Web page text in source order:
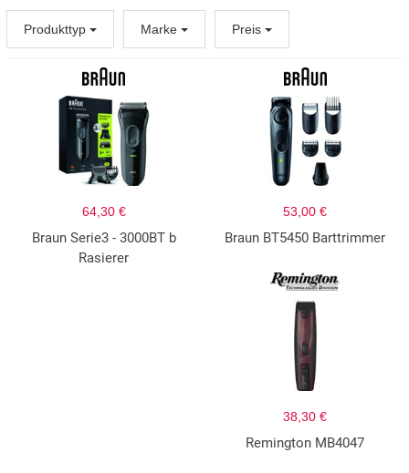
Produkttyp Marke Preis
64,30 €
Braun Serie3 - 3000BT b
Rasierer
53,00 €
Braun BT5450 Barttrimmer
38,30 €
Remington MB4047